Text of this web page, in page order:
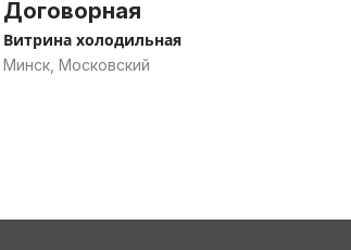
Договорная
Витрина холодильная
Минск, Московский